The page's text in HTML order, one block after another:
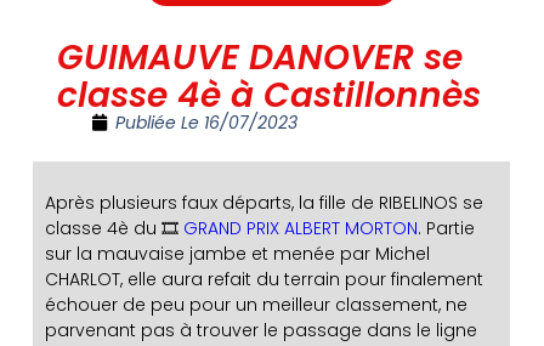
GUIMAUVE DANOVER se
classe 4è à Castillonnès
Publiée Le 16/07/2023
Après plusieurs faux départs, la fille de RIBELINOS se
classe 4è du 🎞️ GRAND PRIX ALBERT MORTON. Partie
sur la mauvaise jambe et menée par Michel
CHARLOT, elle aura refait du terrain pour finalement
échouer de peu pour un meilleur classement, ne
parvenant pas à trouver le passage dans le ligne